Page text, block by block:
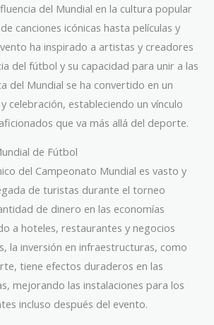
del Mundial en la cultura popular
canciones icónicas hasta películas y
ha inspirado a artistas y creadores
del fútbol y su capacidad para unir a las
del Mundial se ha convertido en un
celebración, estableciendo un vínculo
que va más allá del deporte.
de Fútbol
del Campeonato Mundial es vasto y
de turistas durante el torneo
de dinero en las economías
a hoteles, restaurantes y negocios
la inversión en infraestructuras, como
tiene efectos duraderos en las
mejorando las instalaciones para los
incluso después del evento.